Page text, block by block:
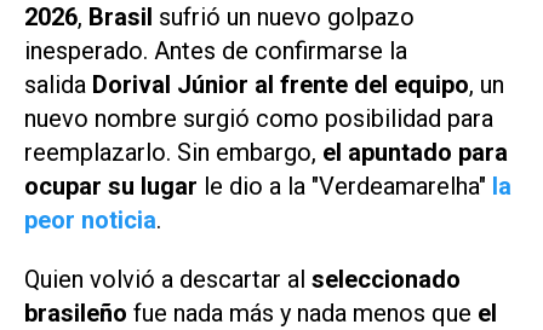
2026, Brasil sufrió un nuevo golpazo
inesperado. Antes de confirmarse la
salida Dorival Júnior al frente del equipo, un
nuevo nombre surgió como posibilidad para
reemplazarlo. Sin embargo, el apuntado para
ocupar su lugar le dio a la "Verdeamarelha" la
peor noticia.
Quien volvió a descartar al seleccionado
brasileño fue nada más y nada menos que el